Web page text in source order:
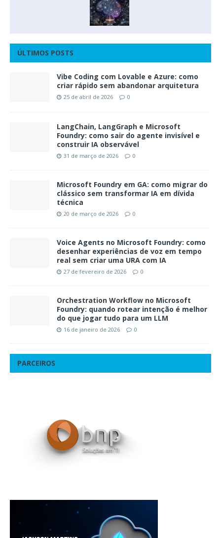
ÚLTIMOS POSTS
Vibe Coding com Lovable e Azure: como
criar rápido sem abandonar arquitetura
25 de abril de 2026 0
LangChain, LangGraph e Microsoft
Foundry: como sair do agente invisível e
construir IA observável
31 de março de 2026 0
Microsoft Foundry em GA: como migrar do
clássico sem transformar IA em dívida
técnica
20 de março de 2026 0
Voice Agents no Microsoft Foundry: como
desenhar experiências de voz em tempo
real sem criar uma URA com IA
27 de fevereiro de 2026 0
Orchestration Workflow no Microsoft
Foundry: quando rotear intenção é melhor
do que jogar tudo para um LLM
16 de janeiro de 2026 0
PARCEIROS